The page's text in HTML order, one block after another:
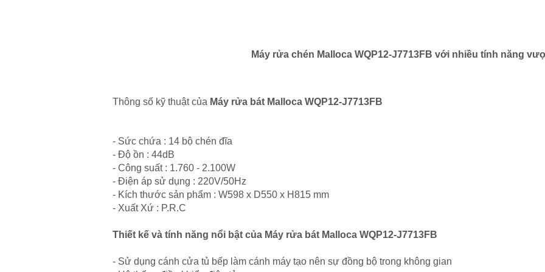
Máy rửa chén Malloca WQP12-J7713FB với nhiều tính năng
Thông số kỹ thuật của Máy rửa bát Malloca WQP12-J7713FB
- Sức chứa : 14 bộ chén đĩa
- Độ ồn : 44dB
- Công suất : 1.760 - 2.100W
- Điện áp sử dụng : 220V/50Hz
- Kích thước sản phẩm : W598 x D550 x H815 mm
- Xuất Xứ : P.R.C
Thiết kế và tính năng nổi bật của Máy rửa bát Malloca WQP12-J7713FB
- Sử dụng cánh cửa tủ bếp làm cánh máy tạo nên sự đồng bộ trong không gian